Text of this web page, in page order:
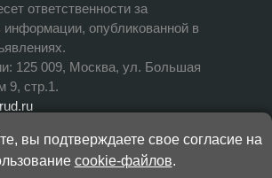
ответственности за
информации, опубликованной в
125 009, Москва, ул. Большая
9, стр.1.
«Редакция газеты «Труд»
«Редакция газеты «Труд»
вы подтверждаете свое согласие на
cookie-файлов.